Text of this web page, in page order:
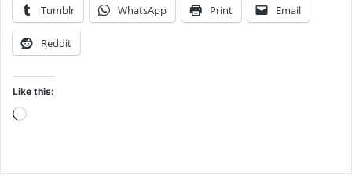
Tumblr WhatsApp Print Email
Reddit
Like this:
Loading…